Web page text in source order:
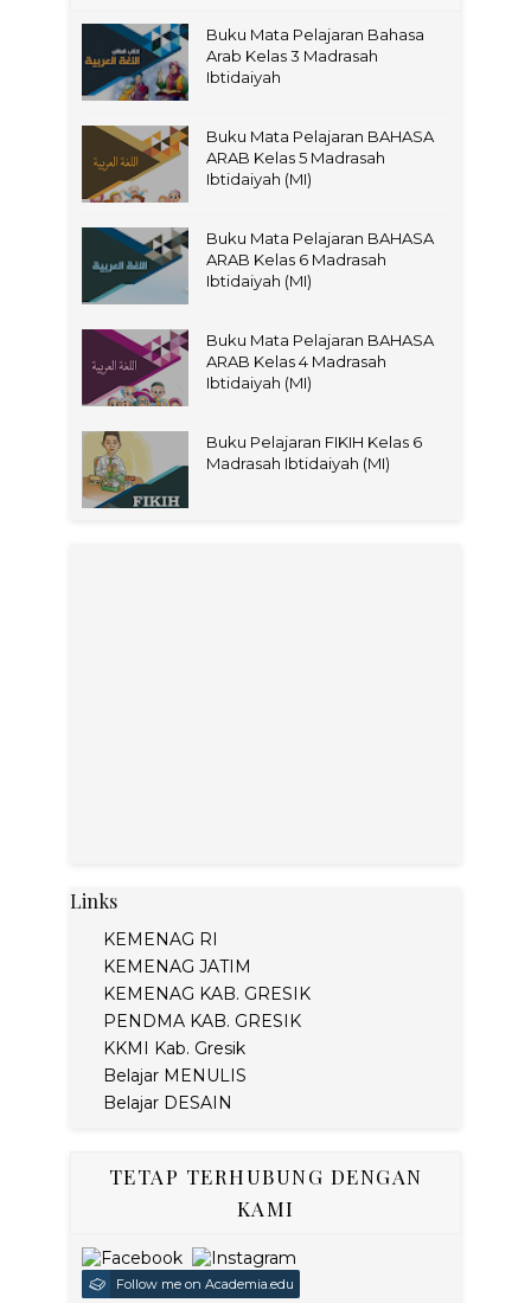
Buku Mata Pelajaran Bahasa
Arab Kelas 3 Madrasah
Ibtidaiyah
Buku Mata Pelajaran BAHASA
ARAB Kelas 5 Madrasah
Ibtidaiyah (MI)
Buku Mata Pelajaran BAHASA
ARAB Kelas 6 Madrasah
Ibtidaiyah (MI)
Buku Mata Pelajaran BAHASA
ARAB Kelas 4 Madrasah
Ibtidaiyah (MI)
Buku Pelajaran FIKIH Kelas 6
Madrasah Ibtidaiyah (MI)
Links
KEMENAG RI
KEMENAG JATIM
KEMENAG KAB. GRESIK
PENDMA KAB. GRESIK
KKMI Kab. Gresik
Belajar MENULIS
Belajar DESAIN
TETAP TERHUBUNG DENGAN
KAMI
Follow me on Academia.edu